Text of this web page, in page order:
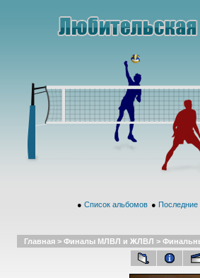
● Список альбомов ● Последние
Главная > Финалы МЛВЛ и ЖЛВЛ >